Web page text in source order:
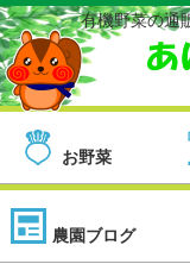
有機野菜の通
お野菜
農園ブログ